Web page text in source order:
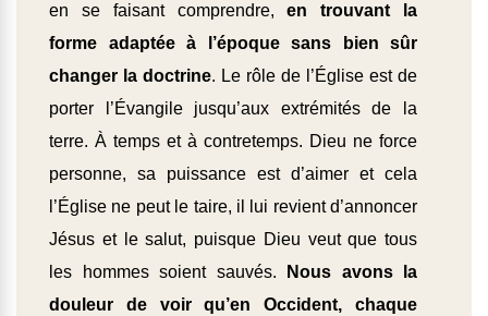
en se faisant comprendre,en trouvant la
forme adaptée à l’époque sans bien sûr
changer la doctrine. Le rôle de l’Église est de
porter l’Évangile jusqu’aux extrémités de la
terre. À temps et à contretemps. Dieu ne force
personne, sa puissance est d’aimer et cela
l’Église ne peut le taire, il lui revient d’annoncer
Jésus et le salut, puisque Dieu veut que tous
les hommes soient sauvés. Nous avons la
douleur de voir qu’en Occident, chaque